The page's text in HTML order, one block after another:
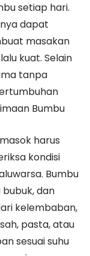
setiap hari.
dapat
masakan
kuat. Selain
tanpa
Bumbu
harus
kondisi
Bumbu
dan
kelembaban,
pasta, atau
sesuai suhu